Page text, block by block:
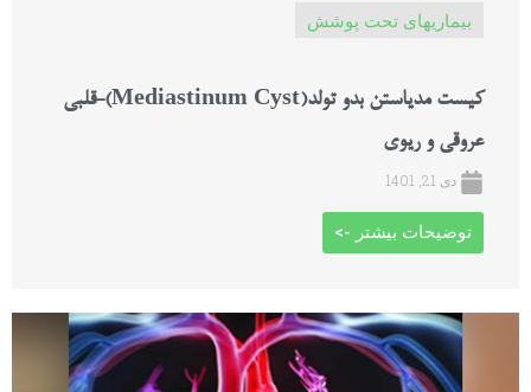
بیماریهای تحت پوشش
کیست مدیاستن بدو تولد(Mediastinum Cyst)-قلبی
عروقی و ریوی
دی 21, 1401
توضیحات بیشتر ->